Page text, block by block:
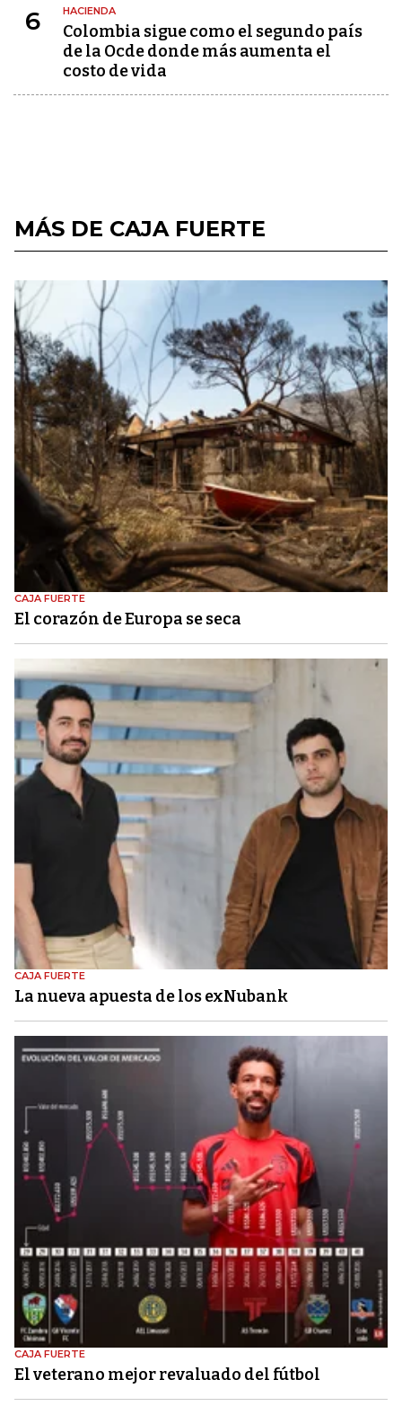
6 HACIENDA
Colombia sigue como el segundo país
de la Ocde donde más aumenta el
costo de vida
MÁS DE CAJA FUERTE
CAJA FUERTE
El corazón de Europa se seca
CAJA FUERTE
La nueva apuesta de los exNubank
CAJA FUERTE
El veterano mejor revaluado del fútbol